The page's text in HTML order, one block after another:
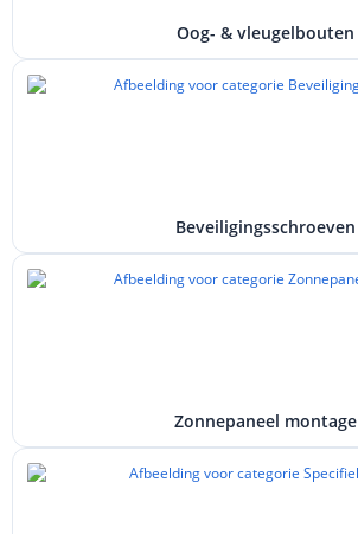
Oog- & vleugelbouten
Beveiligingsschroeven
Zonnepaneel montage